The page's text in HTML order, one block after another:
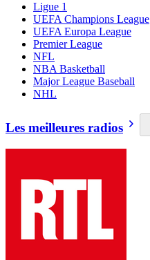
Ligue 1
UEFA Champions League
UEFA Europa League
Premier League
NFL
NBA Basketball
Major League Baseball
NHL
Les meilleures radios